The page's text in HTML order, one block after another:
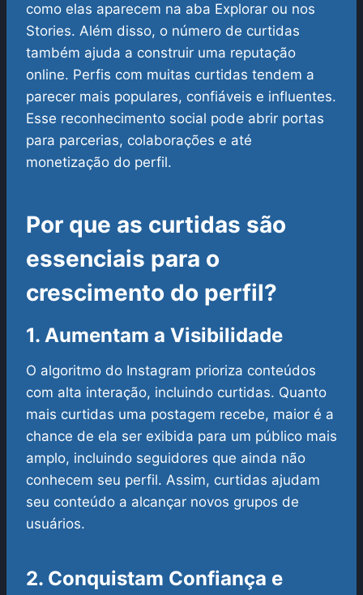
como elas aparecem na aba Explorar ou nos
Stories. Além disso, o número de curtidas
também ajuda a construir uma reputação
online. Perfis com muitas curtidas tendem a
parecer mais populares, confiáveis e influentes.
Esse reconhecimento social pode abrir portas
para parcerias, colaborações e até
monetização do perfil.
Por que as curtidas são
essenciais para o
crescimento do perfil?
1. Aumentam a Visibilidade
O algoritmo do Instagram prioriza conteúdos
com alta interação, incluindo curtidas. Quanto
mais curtidas uma postagem recebe, maior é a
chance de ela ser exibida para um público mais
amplo, incluindo seguidores que ainda não
conhecem seu perfil. Assim, curtidas ajudam
seu conteúdo a alcançar novos grupos de
usuários.
2. Conquistam Confiança e